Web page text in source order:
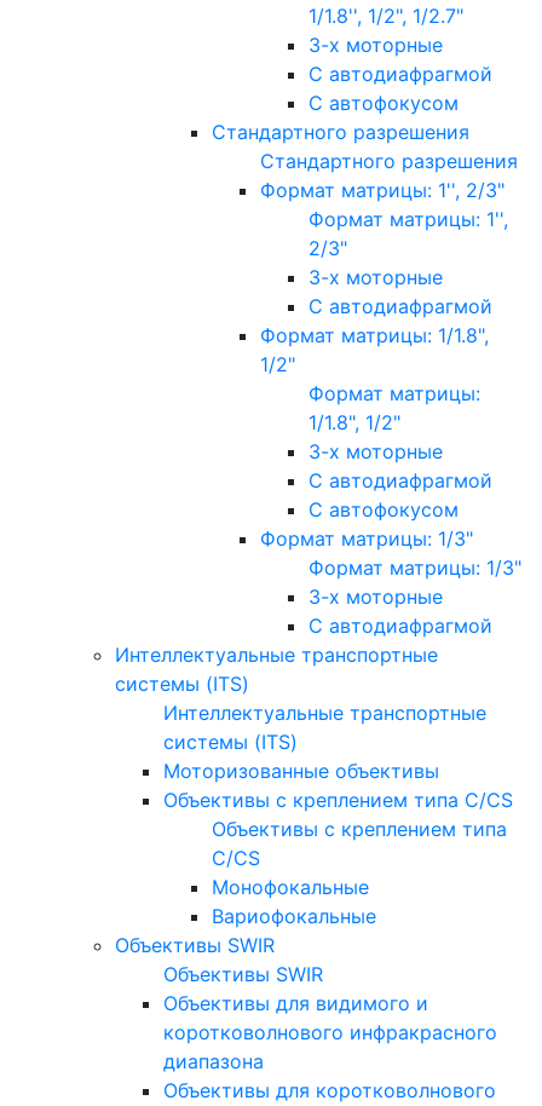
1/1.8'', 1/2", 1/2.7"
3-х моторные
С автодиафрагмой
С автофокусом
Стандартного разрешения
Стандартного разрешения
Формат матрицы: 1'', 2/3"
Формат матрицы: 1'',
2/3"
3-х моторные
С автодиафрагмой
Формат матрицы: 1/1.8",
1/2"
Формат матрицы:
1/1.8", 1/2"
3-х моторные
С автодиафрагмой
С автофокусом
Формат матрицы: 1/3"
Формат матрицы: 1/3"
3-х моторные
С автодиафрагмой
Интеллектуальные транспортные
системы (ITS)
Интеллектуальные транспортные
системы (ITS)
Моторизованные объективы
Объективы с креплением типа C/CS
Объективы с креплением типа
C/CS
Монофокальные
Вариофокальные
Объективы SWIR
Объективы SWIR
Объективы для видимого и
коротковолнового инфракрасного
диапазона
Объективы для коротковолнового